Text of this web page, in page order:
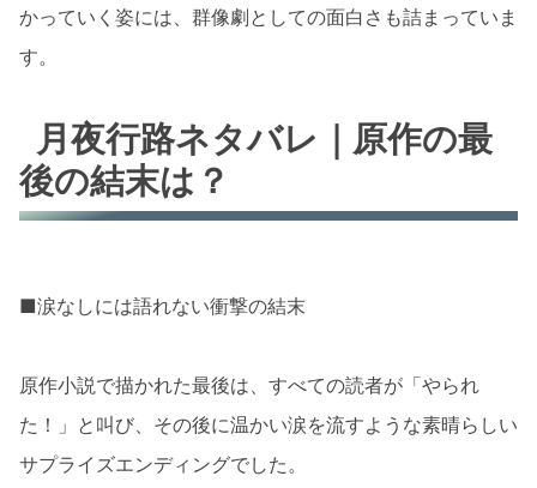
かっていく姿には、群像劇としての面白さも詰まっていま
す。
月夜行路ネタバレ｜原作の最
後の結末は？
■涙なしには語れない衝撃の結末
原作小説で描かれた最後は、すべての読者が「やられ
た！」と叫び、その後に温かい涙を流すような素晴らしい
サプライズエンディングでした。